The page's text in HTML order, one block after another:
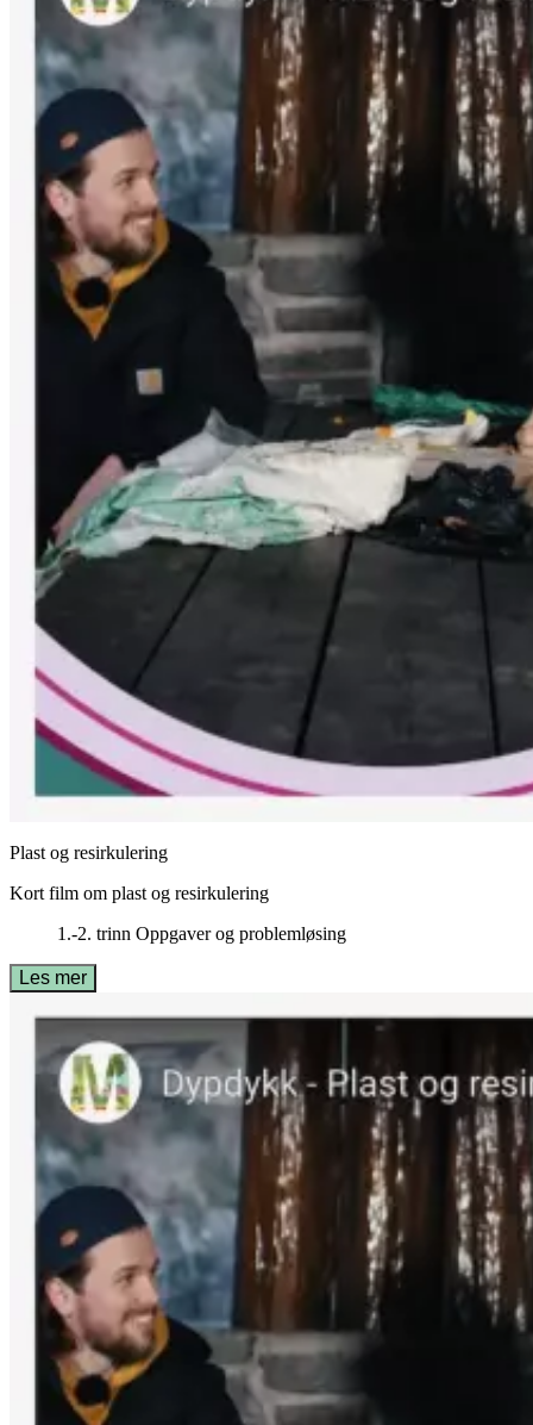
Plast og resirkulering
Kort film om plast og resirkulering
1.-2. trinn Oppgaver og problemløsing
Les mer